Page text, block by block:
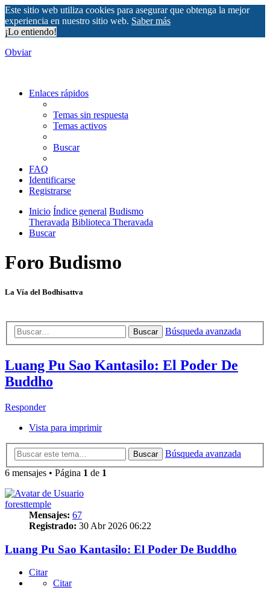
Este sitio web utiliza cookies para asegurar que obtenga la mejor
experiencia en nuestro sitio web. Saber más
¡Lo entiendo!
Obviar
Enlaces rápidos
Temas sin respuesta
Temas activos
Buscar
FAQ
Identificarse
Registrarse
Inicio Índice general Budismo
Theravada Biblioteca Theravada
Buscar
Foro Budismo
La Vía del Bodhisattva
Buscar Búsqueda avanzada
Luang Pu Sao Kantasilo: El Poder De
Buddho
Responder
Vista para imprimir
Buscar
Búsqueda avanzada
6 mensajes • Página 1 de 1
foresttemple
Mensajes: 67
Registrado: 30 Abr 2026 06:22
Luang Pu Sao Kantasilo: El Poder De Buddho
Citar
Citar